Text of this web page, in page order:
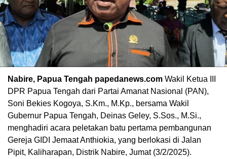
Nabire, Papua Tengah papedanews.com Wakil Ketua III
DPR Papua Tengah dari Partai Amanat Nasional (PAN),
Soni Bekies Kogoya, S.Km., M.Kp., bersama Wakil
Gubernur Papua Tengah, Deinas Geley, S.Sos., M.Si.,
menghadiri acara peletakan batu pertama pembangunan
Gereja GIDI Jemaat Anthiokia, yang berlokasi di Jalan
Pipit, Kaliharapan, Distrik Nabire, Jumat (3/2/2025).